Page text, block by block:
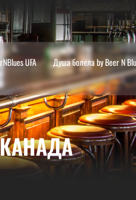
UFA Душа болела by Beer N